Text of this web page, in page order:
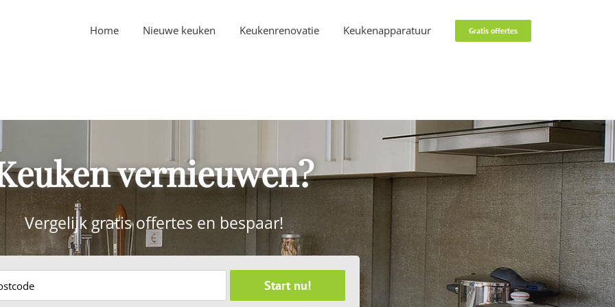
Home Nieuwe keuken Keukenrenovatie Keukenapparatuur Gratis offertes
vernieuwen?
Vergelijk gratis offertes en bespaar!
Start nu!